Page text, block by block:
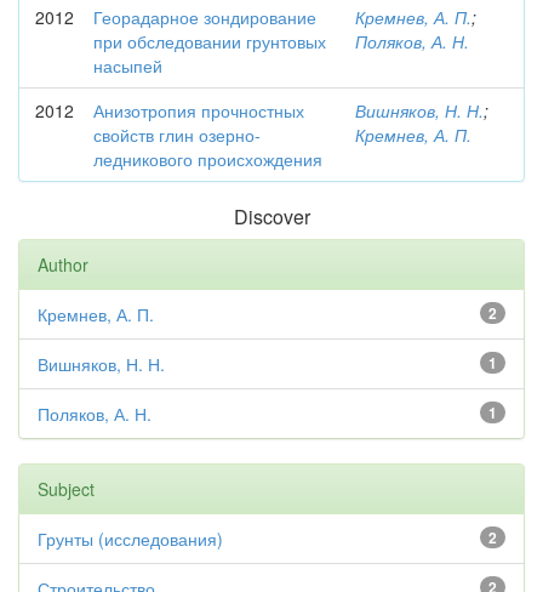
2012
Георадарное зондирование
при обследовании грунтовых
насыпей
Кремнев, А. П.;
Поляков, А. Н.
2012
Анизотропия прочностных
свойств глин озерно-
ледникового происхождения
Вишняков, Н. Н.;
Кремнев, А. П.
Discover
Author
2
Кремнев, А. П.
1
Вишняков, Н. Н.
1
Поляков, А. Н.
Subject
2
Грунты (исследования)
2